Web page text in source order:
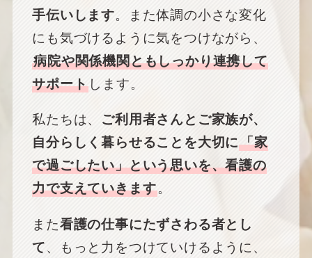
手伝いします。また体調の小さな変化
にも気づけるように気をつけながら、
病院や関係機関ともしっかり連携して
サポート します。
私たちは、 ご利用者さんとご家族が、
自分らしく暮らせることを大切に「家
で過ごしたい」という思いを、看護の
力で支えていきます。
また看護の仕事にたずさわる者とし
て、もっと力をつけていけるように、